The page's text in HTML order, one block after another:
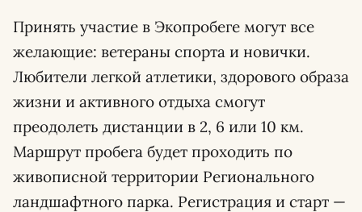
Принять участие в Экопробеге могут все
желающие: ветераны спорта и новички.
Любители легкой атлетики, здорового образа
жизни и активного отдыха смогут
преодолеть дистанции в 2, 6 или 10 км.
Маршрут пробега будет проходить по
живописной территории Регионального
ландшафтного парка. Регистрация и старт —